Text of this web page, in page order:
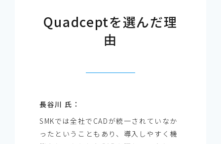
Quadceptを選んだ理
由
長谷川 氏：
SMKでは全社でCADが統一されていなか
ったということもあり、導入しやすく機